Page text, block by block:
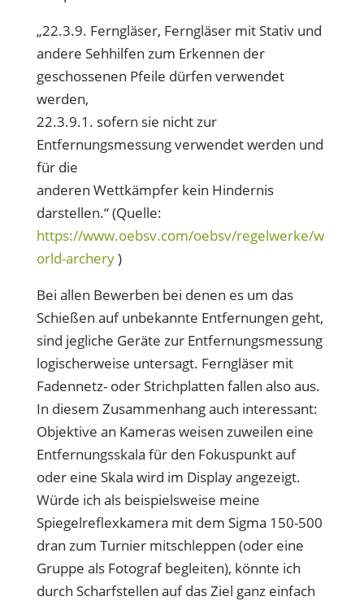
„22.3.9. Ferngläser, Ferngläser mit Stativ und
andere Sehhilfen zum Erkennen der
geschossenen Pfeile dürfen verwendet
werden,
22.3.9.1. sofern sie nicht zur
Entfernungsmessung verwendet werden und
für die
anderen Wettkämpfer kein Hindernis
darstellen.“ (Quelle:
https://www.oebsv.com/oebsv/regelwerke/w
orld-archery)
Bei allen Bewerben bei denen es um das
Schießen auf unbekannte Entfernungen geht,
sind jegliche Geräte zur Entfernungsmessung
logischerweise untersagt. Ferngläser mit
Fadennetz- oder Strichplatten fallen also aus.
In diesem Zusammenhang auch interessant:
Objektive an Kameras weisen zuweilen eine
Entfernungsskala für den Fokuspunkt auf
oder eine Skala wird im Display angezeigt.
Würde ich als beispielsweise meine
Spiegelreflexkamera mit dem Sigma 150-500
dran zum Turnier mitschleppen (oder eine
Gruppe als Fotograf begleiten), könnte ich
durch Scharfstellen auf das Ziel ganz einfach